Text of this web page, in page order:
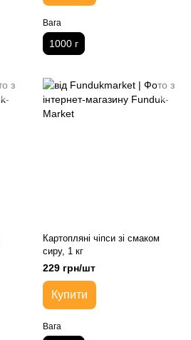
Вага
1000 г
Картопляні чіпси зі смаком
сиру, 1 кг
229 грн/шт
Купити
Вага